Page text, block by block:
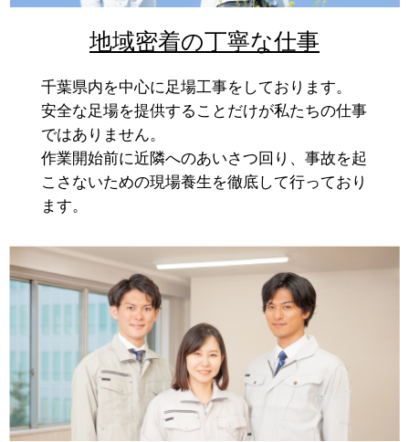
地域密着の丁寧な仕事
千葉県内を中心に足場工事をしております。
安全な足場を提供することだけが私たちの仕事
ではありません。
作業開始前に近隣へのあいさつ回り、事故を起
こさないための現場養生を徹底して行っており
ます。